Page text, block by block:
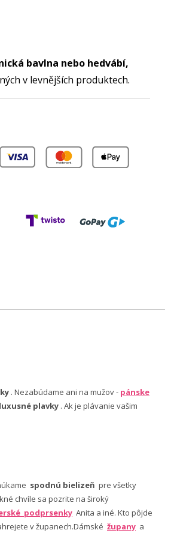
bavlna nebo hedvábí,
v levnějších produktech.
. Nezabúdame ani na mužov - pánske
luxusné plavky . Ak je plávanie vašim
spodnú bielizeň pre všetky
chvíle sa pozrite na široký
podprsenky Anita a iné. Kto pôjde
v županech.Dámské župany a